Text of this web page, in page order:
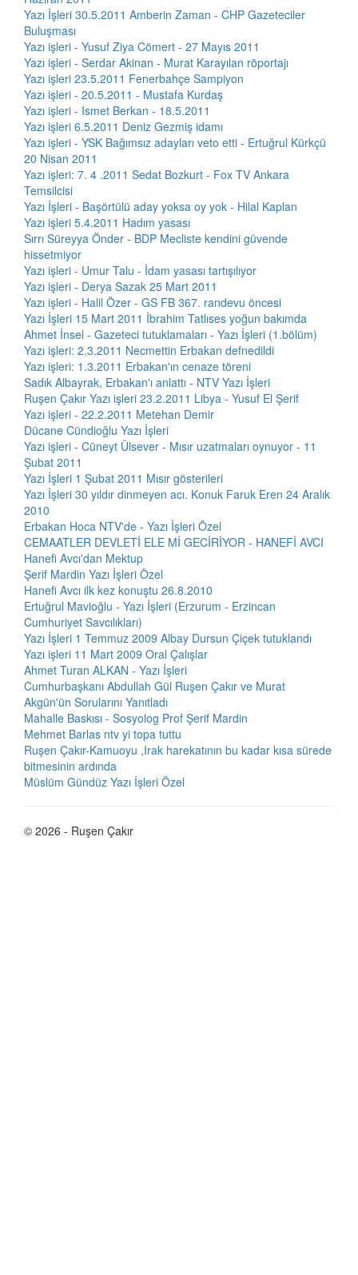
Yazı İşleri 30.5.2011 Amberin Zaman - CHP Gazeteciler
Buluşması
Yazı işleri - Yusuf Ziya Cömert - 27 Mayıs 2011
Yazı işleri - Serdar Akinan - Murat Karayılan röportajı
Yazı işleri 23.5.2011 Fenerbahçe Sampiyon
Yazı işleri - 20.5.2011 - Mustafa Kurdaş
Yazı işleri - Ismet Berkan - 18.5.2011
Yazı işleri 6.5.2011 Deniz Gezmiş idamı
Yazı işleri - YSK Bağımsız adayları veto etti - Ertuğrul Kürkçü
20 Nisan 2011
Yazı işleri: 7. 4 .2011 Sedat Bozkurt - Fox TV Ankara
Temsilcisi
Yazı İşleri - Başörtülü aday yoksa oy yok - Hilal Kaplan
Yazı işleri 5.4.2011 Hadım yasası
Sırrı Süreyya Önder - BDP Mecliste kendini güvende
hissetmiyor
Yazı işleri - Umur Talu - İdam yasası tartışılıyor
Yazı işleri - Derya Sazak 25 Mart 2011
Yazı işleri - Halil Özer - GS FB 367. randevu öncesi
Yazı İşleri 15 Mart 2011 İbrahim Tatlıses yoğun bakımda
Ahmet İnsel - Gazeteci tutuklamaları - Yazı İşleri (1.bölüm)
Yazı işleri: 2.3.2011 Necmettin Erbakan defnedildi
Yazı işleri: 1.3.2011 Erbakan'ın cenaze töreni
Sadık Albayrak, Erbakan'ı anlattı - NTV Yazı İşleri
Ruşen Çakır Yazı işleri 23.2.2011 Libya - Yusuf El Şerif
Yazı işleri - 22.2.2011 Metehan Demir
Dücane Cündioğlu Yazı İşleri
Yazı işleri - Cüneyt Ülsever - Mısır uzatmaları oynuyor - 11
Şubat 2011
Yazı İşleri 1 Şubat 2011 Mısır gösterileri
Yazı İşleri 30 yıldır dinmeyen acı. Konuk Faruk Eren 24 Aralık
2010
Erbakan Hoca NTV'de - Yazı İşleri Özel
CEMAATLER DEVLETİ ELE Mİ GECİRİYOR - HANEFİ AVCI
Hanefi Avcı'dan Mektup
Şerif Mardin Yazı İşleri Özel
Hanefi Avcı ilk kez konuştu 26.8.2010
Ertuğrul Mavioğlu - Yazı İşleri (Erzurum - Erzincan
Cumhuriyet Savcılıkları)
Yazı İşleri 1 Temmuz 2009 Albay Dursun Çiçek tutuklandı
Yazı işleri 11 Mart 2009 Oral Çalışlar
Ahmet Turan ALKAN - Yazı İşleri
Cumhurbaşkanı Abdullah Gül Ruşen Çakır ve Murat
Akgün'ün Sorularını Yanıtladı
Mahalle Baskısı - Sosyolog Prof Şerif Mardin
Mehmet Barlas ntv yi topa tuttu
Ruşen Çakır-Kamuoyu ,Irak harekatının bu kadar kısa sürede
bitmesinin ardında
Müslüm Gündüz Yazı İşleri Özel
© 2026 - Ruşen Çakır